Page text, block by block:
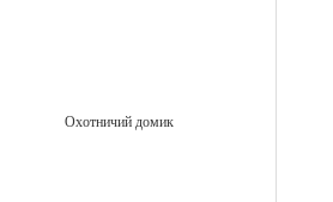
Охотничий домик